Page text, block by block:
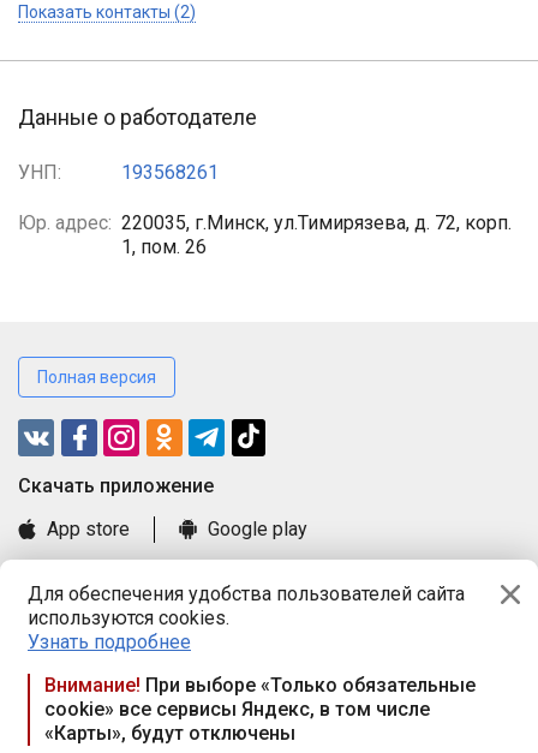
Для обеспечения удобства пользователей сайта
используются cookies.
Узнать подробнее
Внимание! При выборе «Только обязательные
cookie» все сервисы Яндекс, в том числе
«Карты», будут отключены
Показать контакты (2)
Данные о работодателе
УНП: 193568261
Юр. адрес: 220035, г.Минск, ул.Тимирязева, д. 72, корп.
1, пом. 26
Полная версия
Cкачать приложение
App store
Google play
Книга замечаний и предложений
Правила и документы
Praca.by © 2000—2026, ООО «ПРАЦА БАЙ»
Республика Беларусь, 220114, г. Минск, пр-т Независимости
117а, пом. № 9.